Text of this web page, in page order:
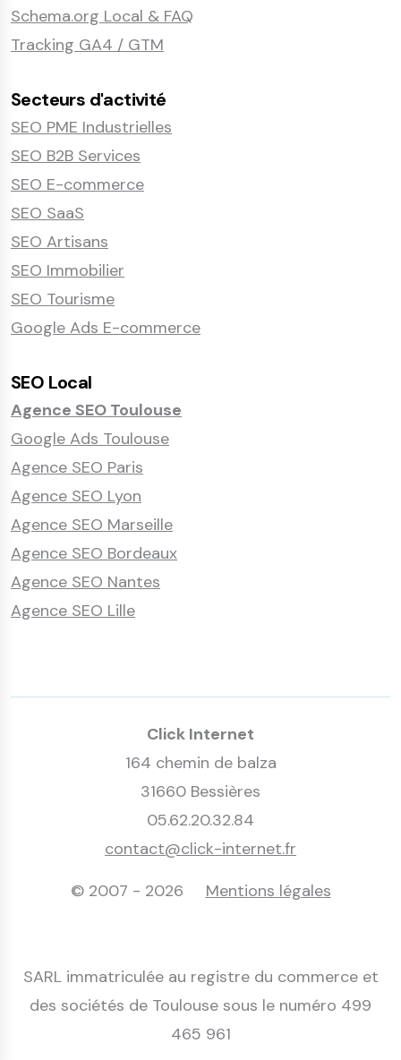
Schema.org Local & FAQ
Tracking GA4 / GTM
Secteurs d'activité
SEO PME Industrielles
SEO B2B Services
SEO E-commerce
SEO SaaS
SEO Artisans
SEO Immobilier
SEO Tourisme
Google Ads E-commerce
SEO Local
Agence SEO Toulouse
Google Ads Toulouse
Agence SEO Paris
Agence SEO Lyon
Agence SEO Marseille
Agence SEO Bordeaux
Agence SEO Nantes
Agence SEO Lille
Click Internet
164 chemin de balza
31660 Bessières
05.62.20.32.84
contact@click-internet.fr
© 2007 - 2026
Mentions légales
SARL immatriculée au registre du commerce et
des sociétés de Toulouse sous le numéro 499
465 961